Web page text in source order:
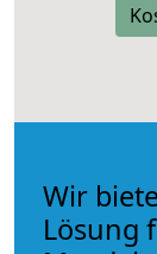
Wir
Lösung